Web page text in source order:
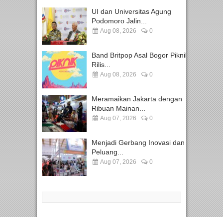
UI dan Universitas Agung
Podomoro Jalin...
Aug 08, 2026 0
Band Britpop Asal Bogor Piknik
Rilis...
Aug 08, 2026 0
Meramaikan Jakarta dengan
Ribuan Mainan...
Aug 07, 2026 0
Menjadi Gerbang Inovasi dan
Peluang...
Aug 07, 2026 0